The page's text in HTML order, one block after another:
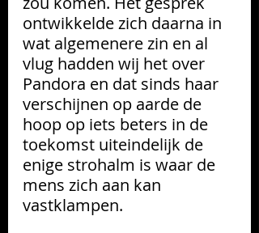
ontwikkelde zich daarna in
wat algemenere zin en al
vlug hadden wij het over
Pandora en dat sinds haar
verschijnen op aarde de
hoop op iets beters in de
toekomst uiteindelijk de
enige strohalm is waar de
mens zich aan kan
vastklampen.